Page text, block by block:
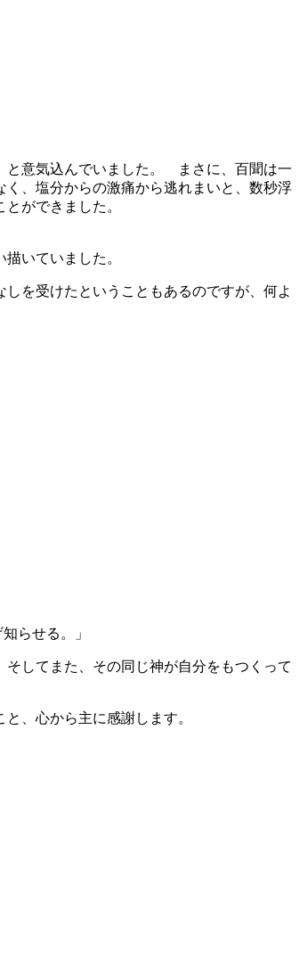
と意気込んでいました。 まさに、百聞は一
、塩分からの激痛から逃れまいと、数秒浮
ができました。
いていました。
を受けたということもあるのですが、何よ
らせる。」
してまた、その同じ神が自分をもつくって
、心から主に感謝します。